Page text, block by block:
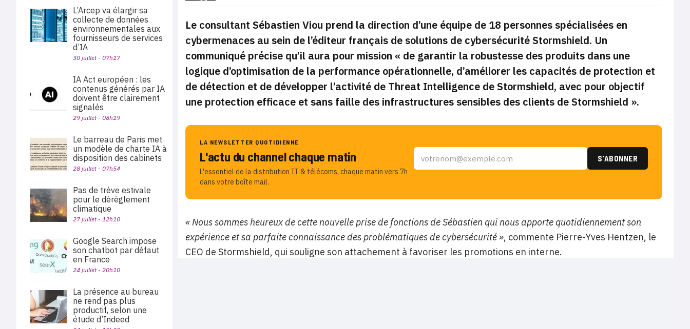
Le consultant Sébastien Viou prend la direction d’une équipe de 18 personnes spécialisées en
cybermenaces au sein de l’éditeur français de solutions de cybersécurité Stormshield. Un
communiqué précise qu’il aura pour mission « de garantir la robustesse des produits dans une
logique d’optimisation de la performance opérationnelle, d’améliorer les capacités de protection et
de détection et de développer l’activité de Threat Intelligence de Stormshield, avec pour objectif
une protection efficace et sans faille des infrastructures sensibles des clients de Stormshield ».
LA NEWSLETTER QUOTIDIENNE
L'actu du channel chaque matin
L'essentiel de la distribution IT & télécoms, chaque matin vers 7h
dans votre boîte mail.
« Nous sommes heureux de cette nouvelle prise de fonctions de Sébastien qui nous apporte quotidiennement son
expérience et sa parfaite connaissance des problématiques de cybersécurité », commente Pierre-Yves Hentzen, le
CEO de Stormshield, qui souligne son attachement à favoriser les promotions en interne.
L’Arcep va élargir sa
collecte de données
environnementales aux
fournisseurs de services
d’IA
30 juillet - 07h17
IA Act européen : les
contenus générés par IA
doivent être clairement
signalés
29 juillet - 08h19
Le barreau de Paris met
un modèle de charte IA à
disposition des cabinets
28 juillet - 07h54
Pas de trève estivale
pour le dérèglement
climatique
27 juillet - 12h10
Google Search impose
son chatbot par défaut
en France
24 juillet - 20h10
La présence au bureau
ne rend pas plus
productif, selon une
étude d’Indeed